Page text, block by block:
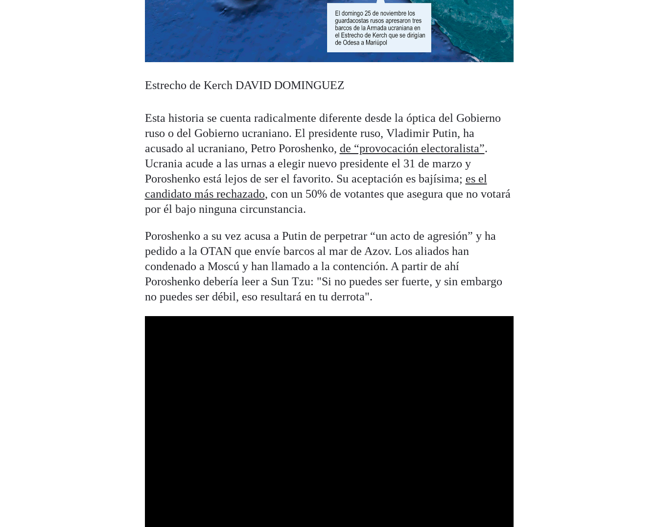
Estrecho de Kerch DAVID DOMINGUEZ
Esta historia se cuenta radicalmente diferente desde la óptica del Gobierno
ruso o del Gobierno ucraniano. El presidente ruso, Vladimir Putin, ha
acusado al ucraniano, Petro Poroshenko, de “provocación electoralista”.
Ucrania acude a las urnas a elegir nuevo presidente el 31 de marzo y
Poroshenko está lejos de ser el favorito. Su aceptación es bajísima; es el
candidato más rechazado, con un 50% de votantes que asegura que no votará
por él bajo ninguna circunstancia.
Poroshenko a su vez acusa a Putin de perpetrar “un acto de agresión” y ha
pedido a la OTAN que envíe barcos al mar de Azov. Los aliados han
condenado a Moscú y han llamado a la contención. A partir de ahí
Poroshenko debería leer a Sun Tzu: "Si no puedes ser fuerte, y sin embargo
no puedes ser débil, eso resultará en tu derrota".